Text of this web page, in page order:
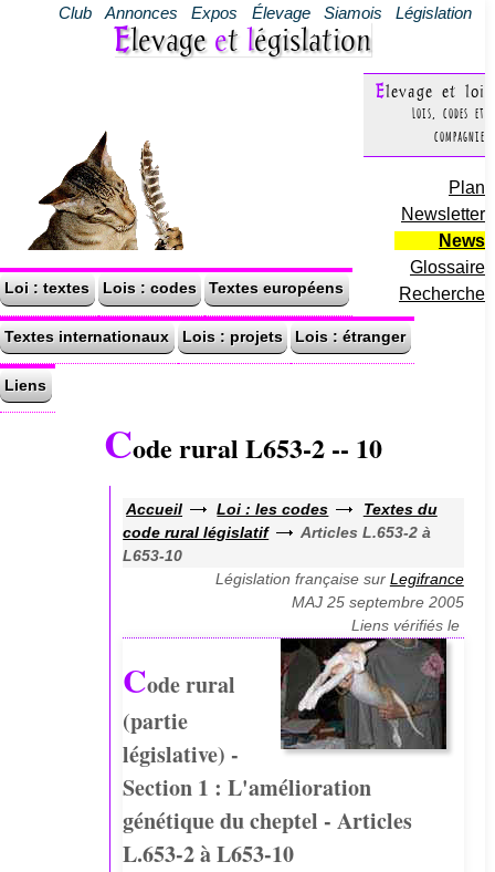
Club Annonces Expos Élevage Siamois Législation
Elevage et législation
Elevage et loi
Lois, codes et
compagnie
Plan
Newsletter
News
Glossaire
Recherche
Loi : textes Lois : codes Textes européens
Textes internationaux Lois : projets Lois : étranger
Liens
Code rural L653-2 -- 10
Accueil Loi : les codes
Textes du
code rural législatif
Articles L.653-2 à
L653-10
Législation française sur Legifrance
MAJ 25 septembre 2005
Liens vérifiés le
Code rural
(partie
législative) -
Section 1 : L'amélioration
génétique du cheptel - Articles
L.653-2 à L653-10